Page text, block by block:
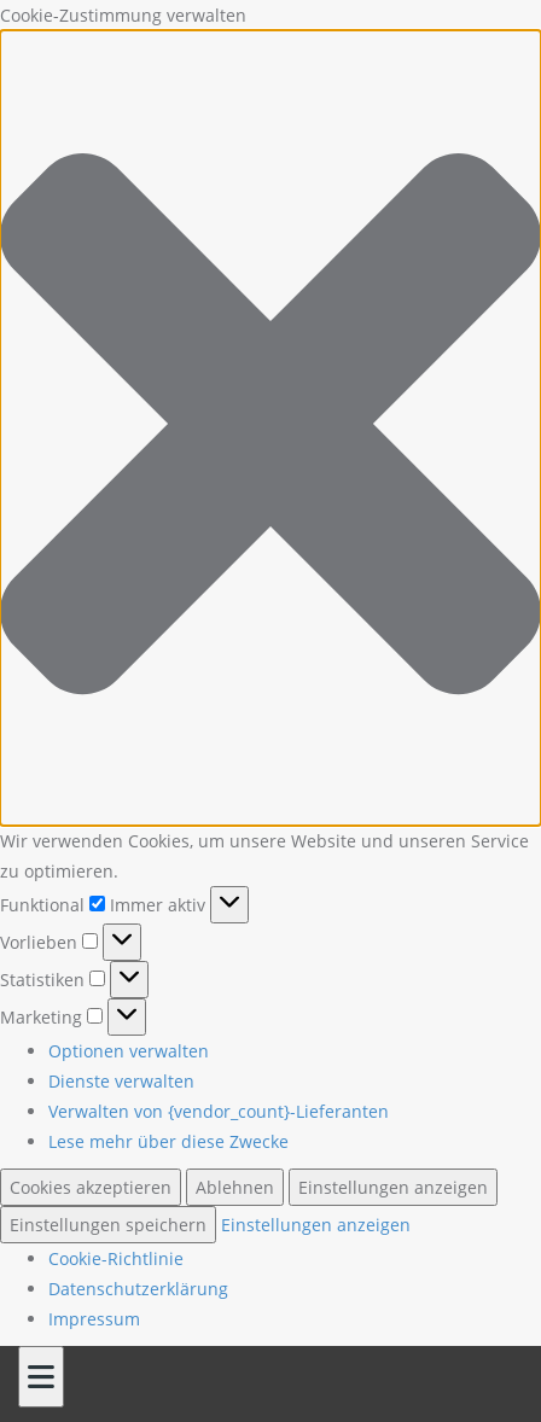
Cookie-Zustimmung verwalten
Wir verwenden Cookies, um unsere Website und unseren Service
zu optimieren.
Funktional
Funktional
Immer aktiv
Vorlieben
Vorlieben
Statistiken
Statistiken
Marketing
Marketing
Optionen verwalten
Dienste verwalten
Verwalten von {vendor_count}-Lieferanten
Lese mehr über diese Zwecke
Cookies akzeptieren
Ablehnen
Einstellungen anzeigen
Einstellungen speichern
Einstellungen anzeigen
Cookie-Richtlinie
Datenschutzerklärung
Impressum